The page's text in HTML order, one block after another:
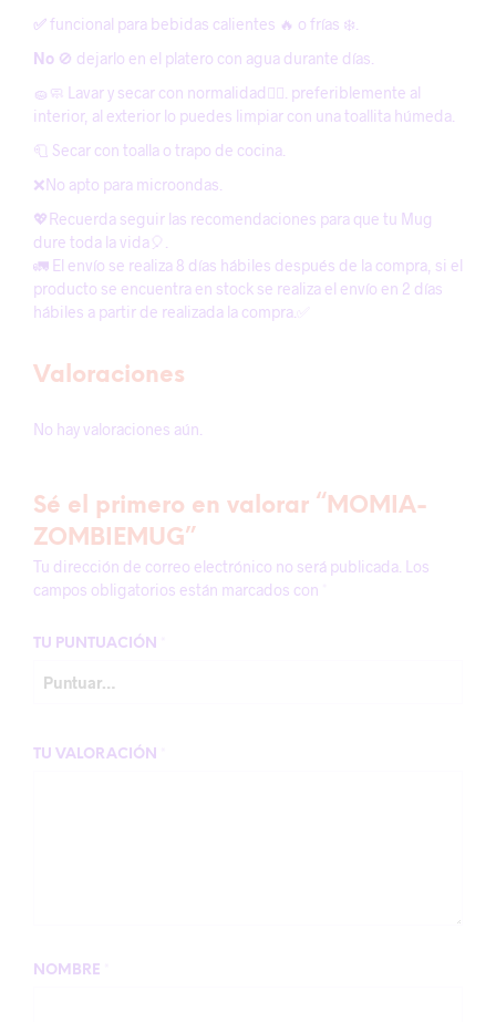
✅funcional para bebidas calientes 🔥 o frías ❄️.
No 🚫 dejarlo en el platero con agua durante días.
🧽🧼 Lavar y secar con normalidad😶‍🌫️. preferiblemente al
interior, al exterior lo puedes limpiar con una toallita húmeda.
🧻 Secar con toalla o trapo de cocina.
❌No apto para microondas.
💖Recuerda seguir las recomendaciones para que tu Mug
dure toda la vida🎈.
🚛 El envío se realiza 8 días hábiles después de la compra, si el
producto se encuentra en stock se realiza el envío en 2 días
hábiles a partir de realizada la compra.✅
Valoraciones
No hay valoraciones aún.
Sé el primero en valorar “MOMIA-
ZOMBIEMUG”
Tu dirección de correo electrónico no será publicada. Los
campos obligatorios están marcados con
TU PUNTUACIÓN
TU VALORACIÓN
NOMBRE